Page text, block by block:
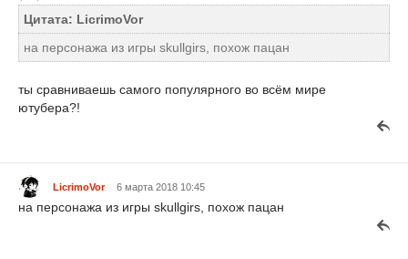
Цитата: LicrimoVor
на персонажа из игры skullgirs, похож пацан
ты сравниваешь самого популярного во всём мире
ютубера?!
LicrimoVor 6 марта 2018 10:45
на персонажа из игры skullgirs, похож пацан